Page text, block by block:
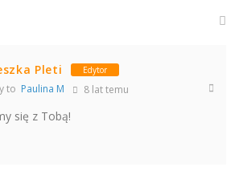
Pleti Edytor
to Paulina M 8 lat temu
się z Tobą!